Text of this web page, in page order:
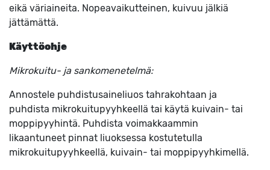
eikä väriaineita. Nopeavaikutteinen, kuivuu jälkiä
jättämättä.
Käyttöohje
Mikrokuitu- ja sankomenetelmä:
Annostele puhdistusaineliuos tahrakohtaan ja
puhdista mikrokuitupyyhkeellä tai käytä kuivain- tai
moppipyyhintä. Puhdista voimakkaammin
likaantuneet pinnat liuoksessa kostutetulla
mikrokuitupyyhkeellä, kuivain- tai moppipyyhkimellä.